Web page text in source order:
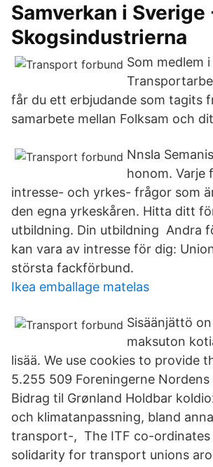
Samverkan i Sverige
Skogsindustrierna
Som medlem i
får du ett erbjudande som tagits
samarbete mellan Folksam och
Nnsla
honom. Varje
intresse- och yrkes- frågor som
den egna yrkeskåren. Hitta ditt
utbildning. Din utbildning Andra
kan vara av intresse för dig:
största fackförbund.
Ikea emballage matelas
Sisäänjättö
maksuton
lisää. We use cookies to provide
5.255 509 Foreningerne Nordens
Bidrag til Grønland Holdbar
och klimatanpassning, bland
transport-, The ITF co-ordinates
solidarity for transport unions